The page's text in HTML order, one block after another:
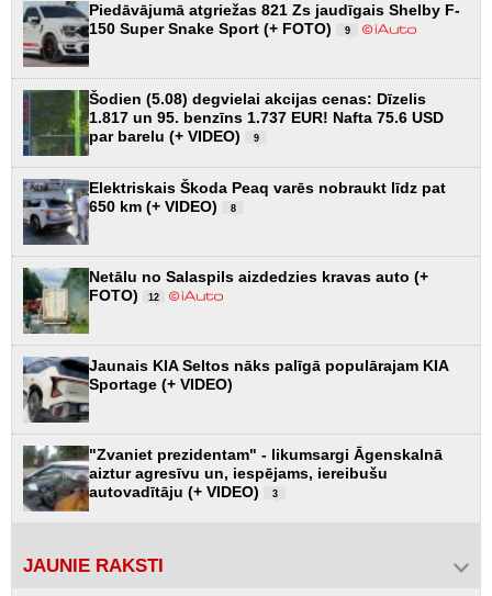
Piedāvājumā atgriežas 821 Zs jaudīgais Shelby F-
150 Super Snake Sport (+ FOTO)
9
Šodien (5.08) degvielai akcijas cenas: Dīzelis
1.817 un 95. benzīns 1.737 EUR! Nafta 75.6 USD
par barelu (+ VIDEO)
9
Elektriskais Škoda Peaq varēs nobraukt līdz pat
650 km (+ VIDEO)
8
Netālu no Salaspils aizdedzies kravas auto (+
FOTO)
12
Jaunais KIA Seltos nāks palīgā populārajam KIA
Sportage (+ VIDEO)
"Zvaniet prezidentam" - likumsargi Āgenskalnā
aiztur agresīvu un, iespējams, iereibušu
autovadītāju (+ VIDEO)
3
JAUNIE RAKSTI